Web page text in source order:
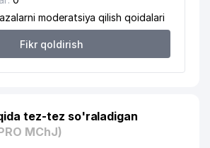
moderatsiya qilish qoidalari
Fikr qoldirish
tez-tez so'raladigan
MChJ)